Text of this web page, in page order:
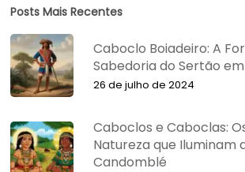
Posts Mais Recentes
Caboclo Boiadeiro: A
Sabedoria do Sertão
26 de julho de 2024
Caboclos e Caboclas:
Natureza que Iluminam
Candomblé